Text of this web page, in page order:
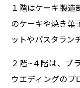
１階はケーキ製造
のケーキや焼き菓
ットやパスタラン
２階~４階は、ブ
ウエディングのプ